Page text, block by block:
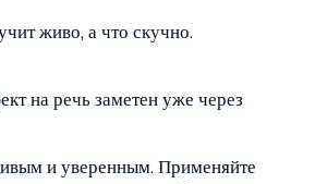
живо, а что скучно.
на речь заметен уже через
и уверенным. Применяйте